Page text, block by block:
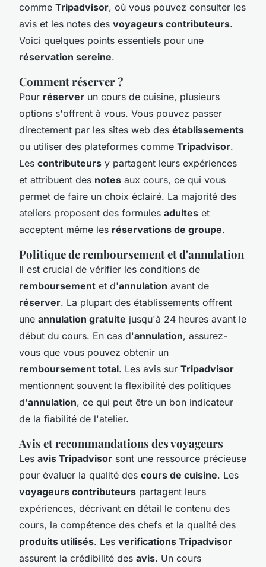
comme Tripadvisor, où vous pouvez consulter les
avis et les notes des voyageurs contributeurs.
Voici quelques points essentiels pour une
réservation sereine.
Comment réserver ?
Pour réserver un cours de cuisine, plusieurs
options s'offrent à vous. Vous pouvez passer
directement par les sites web des établissements
ou utiliser des plateformes comme Tripadvisor.
Les contributeurs y partagent leurs expériences
et attribuent des notes aux cours, ce qui vous
permet de faire un choix éclairé. La majorité des
ateliers proposent des formules adultes et
acceptent même les réservations de groupe.
Politique de remboursement et d'annulation
Il est crucial de vérifier les conditions de
remboursement et d'annulation avant de
réserver. La plupart des établissements offrent
une annulation gratuite jusqu'à 24 heures avant le
début du cours. En cas d'annulation, assurez-
vous que vous pouvez obtenir un
remboursement total. Les avis sur Tripadvisor
mentionnent souvent la flexibilité des politiques
d'annulation, ce qui peut être un bon indicateur
de la fiabilité de l'atelier.
Avis et recommandations des voyageurs
Les avis Tripadvisor sont une ressource précieuse
pour évaluer la qualité des cours de cuisine. Les
voyageurs contributeurs partagent leurs
expériences, décrivant en détail le contenu des
cours, la compétence des chefs et la qualité des
produits utilisés. Les verifications Tripadvisor
assurent la crédibilité des avis. Un cours